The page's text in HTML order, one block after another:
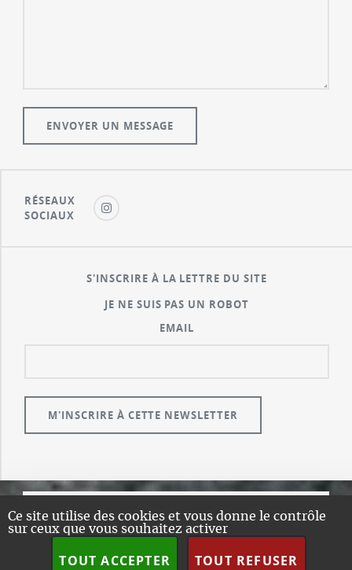
Ce site utilise des cookies et vous donne le contrôle
sur ceux que vous souhaitez activer
TOUT ACCEPTER TOUT REFUSER
RÉSEAUX
SOCIAUX
S'INSCRIRE À LA LETTRE DU SITE
JE NE SUIS PAS UN ROBOT
EMAIL
© GUALENI.COM
A PROPOS
PLAN DU SITE